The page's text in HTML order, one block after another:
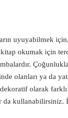
uyuyabilmek
kitap okumak için
olanları ya da
olarak
da kullanabilirsiniz.